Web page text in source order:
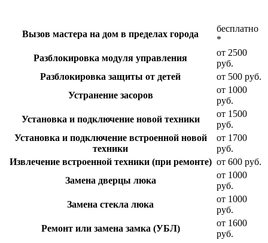
Вызов мастера на дом в пределах города
бесплатно
*
Разблокировка модуля управления
от 2500
руб.
Разблокировка защиты от детей
от 500 руб.
Устранение засоров
от 1000
руб.
Установка и подключение новой техники
от 1500
руб.
Установка и подключение встроенной новой
техники
от 1700
руб.
Извлечение встроенной техники (при ремонте) от 600 руб.
Замена дверцы люка
от 1000
руб.
Замена стекла люка
от 1000
руб.
Ремонт или замена замка (УБЛ)
от 1600
руб.